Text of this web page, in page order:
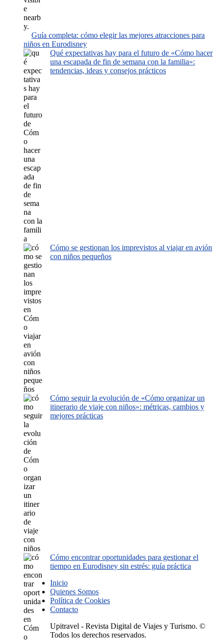
Guía completa: cómo elegir las mejores atracciones para
niños en Eurodisney
Qué expectativas hay para el futuro de «Cómo hacer
una escapada de fin de semana con la familia»:
tendencias, ideas y consejos prácticos
Cómo se gestionan los imprevistos al viajar en avión
con niños pequeños
Cómo seguir la evolución de «Cómo organizar un
itinerario de viaje con niños»: métricas, cambios y
mejores prácticas
Cómo encontrar oportunidades para gestionar el
tiempo en Eurodisney sin estrés: guía práctica
Inicio
Quienes Somos
Política de Cookies
Contacto
Upitravel - Revista Digital de Viajes y Turismo. ©
Todos los derechos reservados.